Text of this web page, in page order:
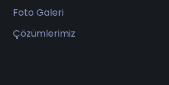
Foto Galeri
Çözümlerimiz